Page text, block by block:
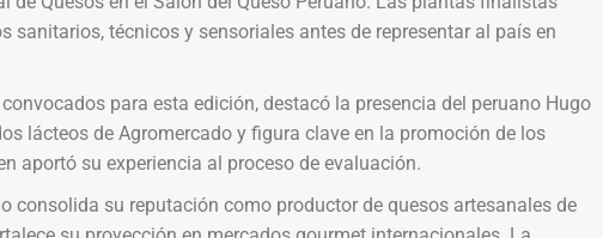
sanitarios, técnicos y sensoriales antes de representar al país en
para esta edición, destacó la presencia del peruano Hugo
lácteos de Agromercado y figura clave en la promoción de los
aportó su experiencia al proceso de evaluación.
consolida su reputación como productor de quesos artesanales de